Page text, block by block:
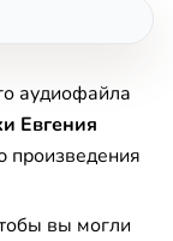
аудиофайла
Евгения
произведения
вы могли